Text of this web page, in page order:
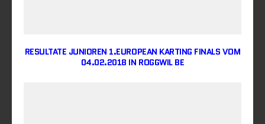
RESULTATE JUNIOREN 1.EUROPEAN KARTING FINALS VOM
04.02.2018 IN ROGGWIL BE